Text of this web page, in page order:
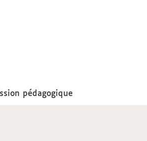
pédagogique